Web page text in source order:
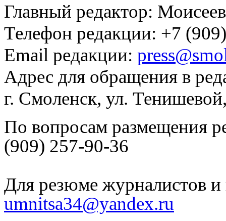
Главный редактор:
Телефон редакции: +7
Email редакции:
Адрес для обращения в
г. Смоленск, ул.
По вопросам размещения
(909) 257-90-36
Для резюме журналистов и
umnitsa34@yandex.ru